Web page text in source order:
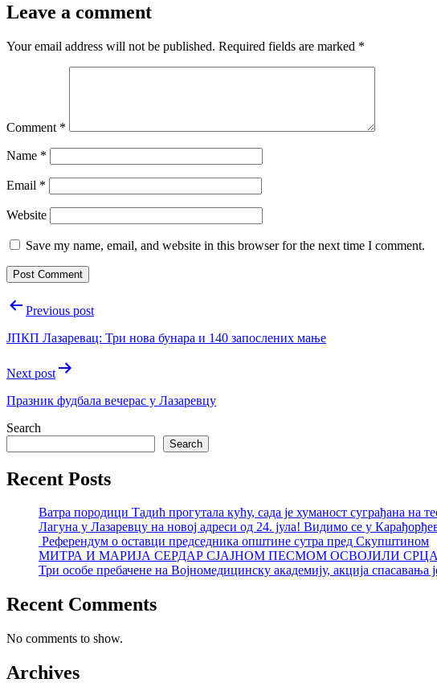
Leave a comment
Your email address will not be published. Required fields are marked *
Comment *
Name *
Email *
Website
Save my name, email, and website in this browser for the next time I comment.
PostPrevious post
ЈПКП Лазаревац: Три нова бунара и 140 запослених мање
Next post
Празник фудбала вечерас у Лазаревцу
Search
Search
Recent Posts
Ватра породици Тадић прогутала кућу, сада је хуманост суграђана на
Лагуна у Лазаревцу на новој адреси од 24. јула! Видимо се у
Референдум о оставци председника општине сутра пред Скупштином
МИТРА И МАРИЈА СЕРДАР СЈАЈНОМ ПЕСМОМ ОСВОЈИЛИ
Три особе пребачене на Војномедицинску академију, акција спасавања
Recent Comments
No comments to show.
Archives